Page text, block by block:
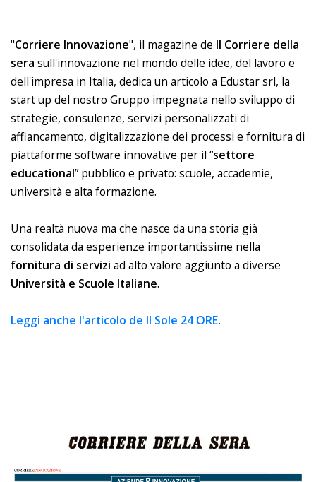
"Corriere Innovazione", il magazine de Il Corriere della
sera sull'innovazione nel mondo delle idee, del lavoro e
dell'impresa in Italia, dedica un articolo a Edustar srl, la
start up del nostro Gruppo impegnata nello sviluppo di
strategie, consulenze, servizi personalizzati di
affiancamento, digitalizzazione dei processi e fornitura di
piattaforme software innovative per il “settore
educational” pubblico e privato: scuole, accademie,
università e alta formazione.
Una realtà nuova ma che nasce da una storia già
consolidata da esperienze importantissime nella
fornitura di servizi ad alto valore aggiunto a diverse
Università e Scuole Italiane.
Leggi anche l'articolo de Il Sole 24 ORE.